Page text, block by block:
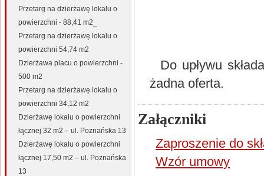
Do upływu
żadna oferta.
Załączniki
Zaproszenie do
Wzór umowy
Przetarg na dzierżawę lokalu o
powierzchni - 88,41 m2_
Przetarg na dzierżawę lokalu o
powierzchni 54,74 m2
Dzierżawa placu o powierzchni -
500 m2
Przetarg na dzierżawę lokalu o
powierzchni 34,12 m2
Dzierżawę lokalu o powierzchni
łącznej 32 m2 – ul. Poznańska 13
Dzierżawę lokalu o powierzchni
łącznej 17,50 m2 – ul. Poznańska
13